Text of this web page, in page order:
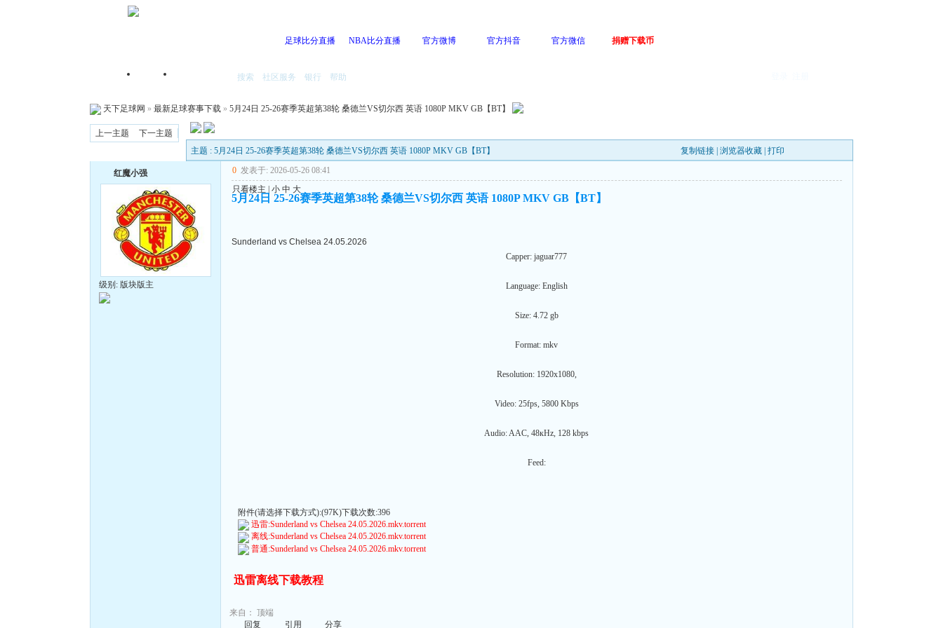
足球比分直播 NBA比分直播 官方微博 官方抖音 官方微信 捐赠下载币
首页 搜索 社区服务 银行 帮助
天下足球网 » 最新足球赛事下载 » 5月24日 25-26赛季英超第38轮 桑德兰VS切尔西 英语 1080P MKV GB【BT】
上一主题
下一主题
主题 : 5月24日 25-26赛季英超第38轮 桑德兰VS切尔西 英语 1080P MKV GB【BT】
复制链接| 浏览器收藏| 打印
红魔小强
级别: 版块版主
0 发表于: 2026-05-26 08:41
只看楼主
小 中 大
5月24日 25-26赛季英超第38轮 桑德兰VS切尔西 英语 1080P MKV GB【BT】
Sunderland vs Chelsea 24.05.2026
Capper: jaguar777
Language: English
Size: 4.72 gb
Format: mkv
Resolution: 1920x1080,
Video: 25fps, 5800 Kbps
Audio: AAC, 48кHz, 128 kbps
Feed:
附件(请选择下载方式):(97K)下载次数:396
迅雷:Sunderland vs Chelsea 24.05.2026.mkv.torrent
离线:Sunderland vs Chelsea 24.05.2026.mkv.torrent
普通:Sunderland vs Chelsea 24.05.2026.mkv.torrent
迅雷离线下载教程
来自： 顶端
回复
引用 分享